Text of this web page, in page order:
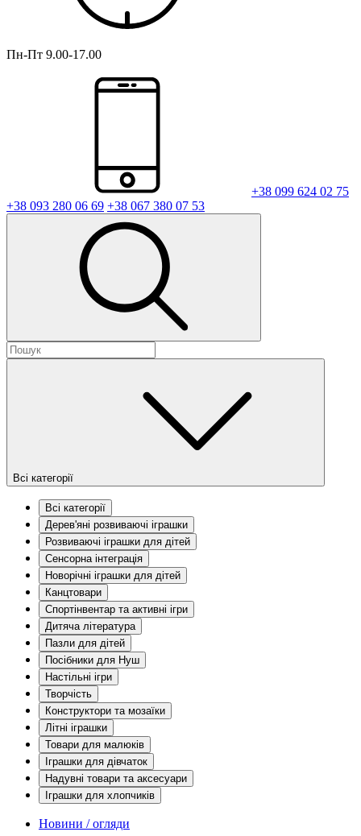
Пн-Пт 9.00-17.00
+38 099 624 02 75
+38 093 280 06 69 +38 067 380 07 53
Всі категорії
Всі категорії
Дерев'яні розвиваючі іграшки
Розвиваючі іграшки для дітей
Сенсорна інтеграція
Новорічні іграшки для дітей
Канцтовари
Спортінвентар та активні ігри
Дитяча література
Пазли для дітей
Посібники для Нуш
Настільні ігри
Творчість
Конструктори та мозаїки
Літні іграшки
Товари для малюків
Іграшки для дівчаток
Надувні товари та аксесуари
Іграшки для хлопчиків
Новини / огляди